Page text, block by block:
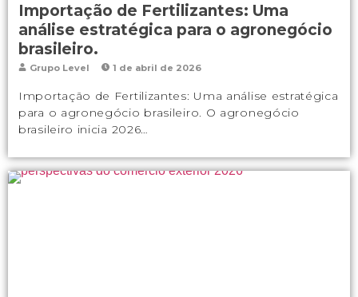
Importação de Fertilizantes: Uma
análise estratégica para o agronegócio
brasileiro.
Grupo Level 1 de abril de 2026
Importação de Fertilizantes: Uma análise estratégica
para o agronegócio brasileiro. O agronegócio
brasileiro inicia 2026…